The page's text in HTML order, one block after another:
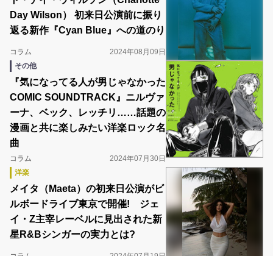
Day Wilson） 初来日公演前に振り
返る新作『Cyan Blue』への道のり
コラム
2024年08月09日
その他
『気になってる人が男じゃなかった
COMIC SOUNDTRACK』ニルヴァ
ーナ、ベック、レッチリ……話題の
漫画と共に楽しみたい洋楽ロック名
曲
コラム
2024年07月30日
洋楽
メイタ（Maeta）の初来日公演がビ
ルボードライブ東京で開催! ジェ
イ・Z主宰レーベルに見出された新
星R&Bシンガーの実力とは?